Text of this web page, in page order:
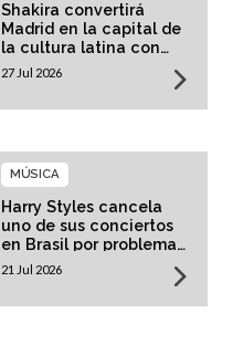
Shakira convertirá
Madrid en la capital de
la cultura latina con
una residencia histórica
27 Jul 2026
Harry Styles cancela
uno de sus conciertos
en Brasil por problemas
de salud
MÚSICA
21 Jul 2026